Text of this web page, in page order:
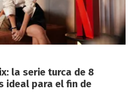
la serie turca de 8
ideal para el fin de